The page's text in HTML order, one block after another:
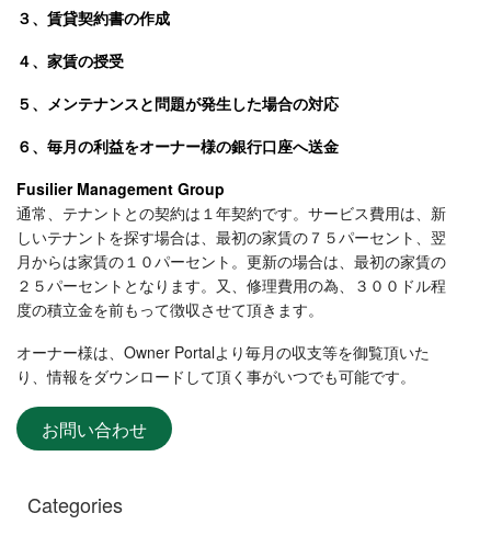
３、賃貸契約書の作成
４、家賃の授受
５、メンテナンスと問題が発生した場合の対応
６、毎月の利益をオーナー様の銀行口座へ送金
Fusilier Management Group
通常、テナントとの契約は１年契約です。サービス費用は、新
しいテナントを探す場合は、最初の家賃の７５パーセント、翌
月からは家賃の１０パーセント。更新の場合は、最初の家賃の
２５パーセントとなります。又、修理費用の為、３００ドル程
度の積立金を前もって徴収させて頂きます。
オーナー様は、Owner Portalより毎月の収支等を御覧頂いた
り、情報をダウンロードして頂く事がいつでも可能です。
お問い合わせ
Categories